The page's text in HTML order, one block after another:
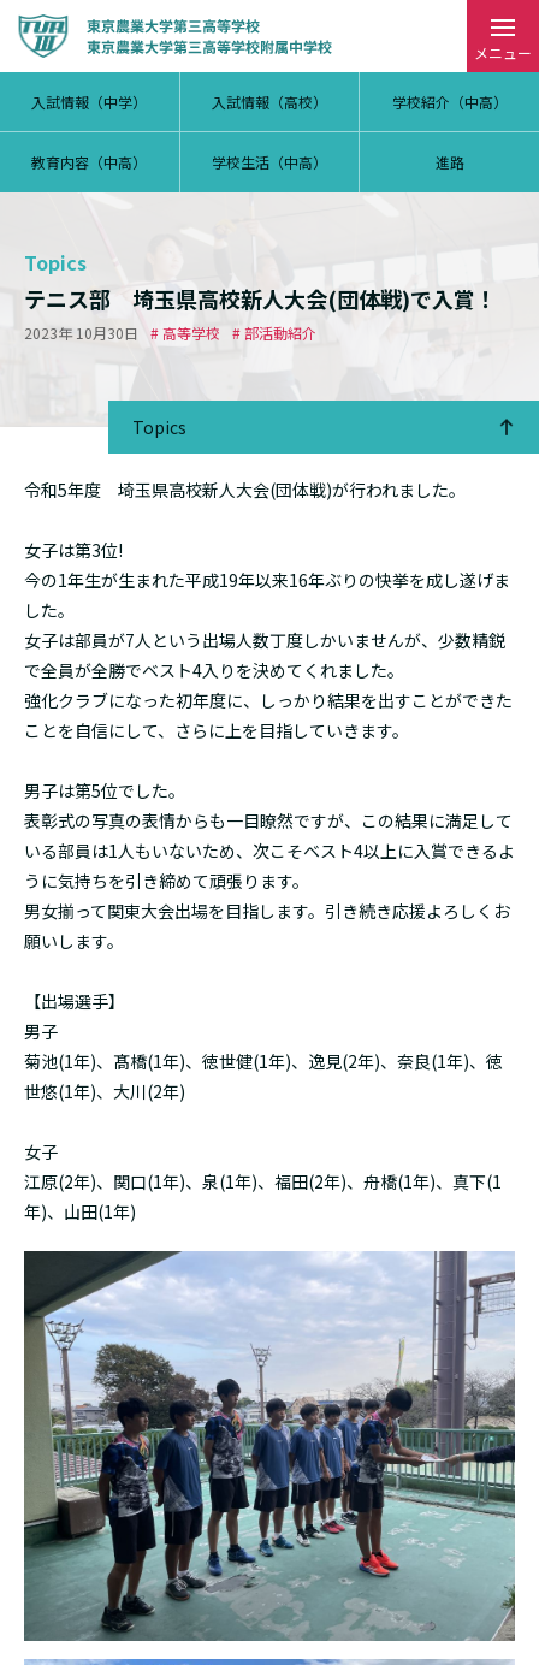
入試情報（中学） 入試情報（高校） 学校紹介（中高）
教育内容（中高） 学校生活（中高） 進路
メニュー
Topics
テニス部 埼玉県高校新人大会(団体戦)で入賞！
2023年 10月30日 # 高等学校 # 部活動紹介
Topics
令和5年度 埼玉県高校新人大会(団体戦)が行われました。
女子は第3位!
今の1年生が生まれた平成19年以来16年ぶりの快挙を成し遂げま
した。
女子は部員が7人という出場人数丁度しかいませんが、少数精鋭
で全員が全勝でベスト4入りを決めてくれました。
強化クラブになった初年度に、しっかり結果を出すことができた
ことを自信にして、さらに上を目指していきます。
男子は第5位でした。
表彰式の写真の表情からも一目瞭然ですが、この結果に満足して
いる部員は1人もいないため、次こそベスト4以上に入賞できるよ
うに気持ちを引き締めて頑張ります。
男女揃って関東大会出場を目指します。引き続き応援よろしくお
願いします。
【出場選手】
男子
菊池(1年)、髙橋(1年)、徳世健(1年)、逸見(2年)、奈良(1年)、徳
世悠(1年)、大川(2年)
女子
江原(2年)、関口(1年)、泉(1年)、福田(2年)、舟橋(1年)、真下(1
年)、山田(1年)